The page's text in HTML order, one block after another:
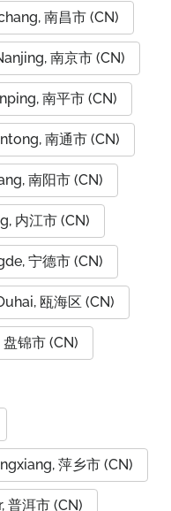
南昌市 (CN)
南京市 (CN)
南平市 (CN)
南通市 (CN)
南阳市 (CN)
内江市 (CN)
宁德市 (CN)
瓯海区 (CN)
盘锦市 (CN)
萍乡市 (CN)
普洱市 (CN)